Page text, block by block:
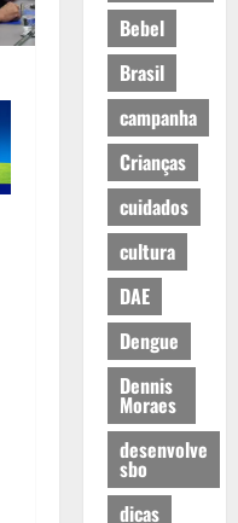
Bebel
Brasil
campanha
Crianças
cuidados
cultura
DAE
Dengue
Dennis
Moraes
desenvolve
sbo
dicas